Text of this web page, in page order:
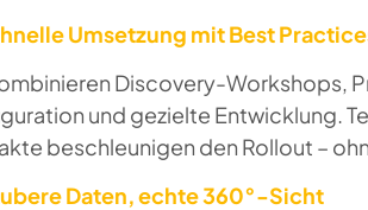
Umsetzung mit Best
Discovery-
und gezielte Entwicklung.
beschleunigen den Rollout –
Daten, echte 360°-Sicht